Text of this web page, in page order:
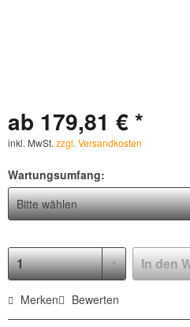
ab 179,81 € *
inkl. MwSt. zzgl. Versandkosten
Wartungsumfang:
In den
Merken Bewerten